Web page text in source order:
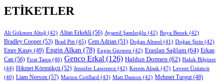
ETIKETLER
Ali Gökmen Altuğ (42) Altan Erkekli (56) Ayşenil Şamlıoğlu (42) Boya Benek (42)
Bradley Cooper (53) Brad Pitt (45) Cem Adrian (51) Doğan Altınel (41) Doğan Şirin (42)
Emre Kınay (49) Engin Alkan (78) Engin Gürmen (42) Eraslan Sağlam (64) Erkan
Can (56) Fırat Tanış (46) Genco Erkal (126) Haldun Dormen (62) Haluk Bilginer
(44) Hikmet Körmükçü (52) Jennifer Lawrence (42) Kerem Alışık (47) Levent Üzümcü
(40) Liam Neeson (57) Marion Cotillard (43) Matt Damon (42) Mehmet Turgut (48)